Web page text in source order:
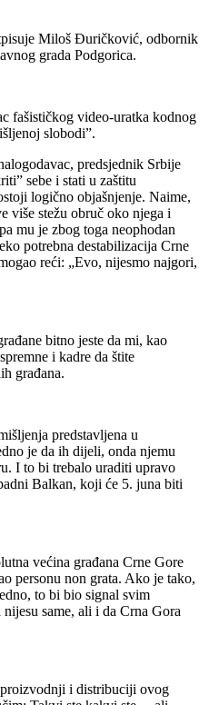
Miloš Đuričković, odbornik
grada Podgorica.
fašističkog video-uratka kodnog
slobodi”.
predsjednik Srbije
sebe i stati u zaštitu
logično objašnjenje. Naime,
više stežu obruč oko njega i
mu je zbog toga neophodan
potrebna destabilizacija Crne
reći: „Evo, nijesmo najgori,
bitno jeste da mi, kao
i kadre da štite
građana.
predstavljena u
je da ih dijeli, onda njemu
I to bi trebalo uraditi upravo
Balkan, koji će 5. juna biti
većina građana Crne Gore
personu non grata. Ako je tako,
to bi bio signal svim
same, ali i da Crna Gora
proizvodnji i distribuciji ovog